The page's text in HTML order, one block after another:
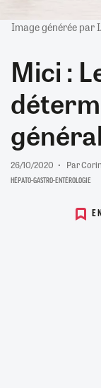
Image générée par
Mici :
26/10/2020 Par
HÉPATO-GASTRO-ENTÉROLOGIE